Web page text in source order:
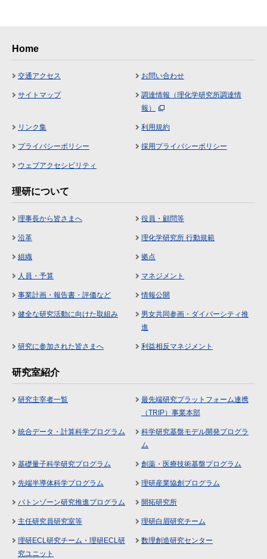
Home
交通アクセス お問い合わせ
サイトマップ
調達情報（理化学研究所調達情
報）
リンク集 利用規約
プライバシーポリシー 採用プライバシーポリシー
ウェブアクセシビリティ
理研について
理事長から皆さまへ 役員・顧問等
沿革 理化学研究所 行動規範
組織 拠点
人員・予算 マネジメント
事業計画・報告書・評価など 情報公開
健全な研究活動に向けた取組み
男女共同参画・ダイバーシティ推
進
研究に参加された皆さまへ 利益相反マネジメント
研究室紹介
研究主宰者一覧
最先端研究プラットフォーム連携
（TRIP）事業本部
統合データ・計算科学プログラム
科学研究基盤モデル開発プログラ
ム
基礎量子科学研究プログラム 創薬・医療技術基盤プログラム
先端半導体科学プログラム 理研産業協創プログラム
バトンゾーン研究推進プログラム 開拓研究所
主任研究員研究室等 理研白眉研究チーム
理研ECL研究チーム・理研ECL研
究ユニット
数理創造研究センター